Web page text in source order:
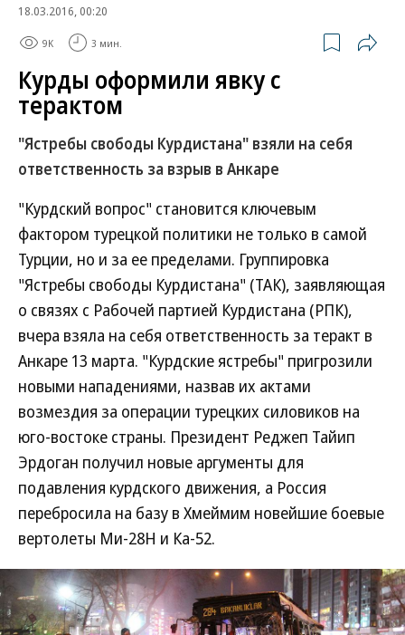
18.03.2016, 00:20
9K 3 мин.
Курды оформили явку с
терактом
"Ястребы свободы Курдистана" взяли на себя
ответственность за взрыв в Анкаре
"Курдский вопрос" становится ключевым
фактором турецкой политики не только в самой
Турции, но и за ее пределами. Группировка
"Ястребы свободы Курдистана" (ТАК), заявляющая
о связях с Рабочей партией Курдистана (РПК),
вчера взяла на себя ответственность за теракт в
Анкаре 13 марта. "Курдские ястребы" пригрозили
новыми нападениями, назвав их актами
возмездия за операции турецких силовиков на
юго-востоке страны. Президент Реджеп Тайип
Эрдоган получил новые аргументы для
подавления курдского движения, а Россия
перебросила на базу в Хмеймим новейшие боевые
вертолеты Ми-28Н и Ка-52.